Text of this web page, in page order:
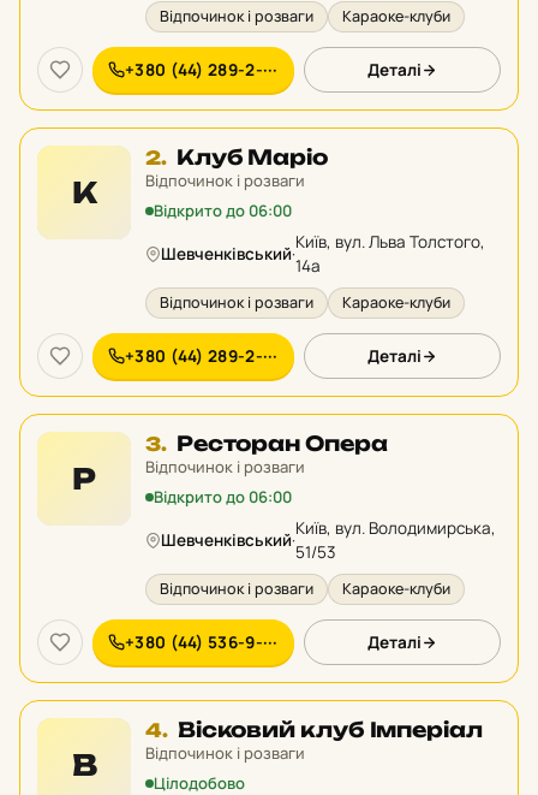
Відпочинок і розваги Караоке-клуби
+380 (44) 289-2-··· Деталі
К
2. Місце
2
у
рейтингу:
Клуб Маріо
Відпочинок і розваги
Відкрито до 06:00
Шевченківський·
Київ, вул. Льва Толстого,
14а
Відпочинок і розваги Караоке-клуби
+380 (44) 289-2-··· Деталі
Р
3. Місце
3
у
рейтингу:
Ресторан Опера
Відпочинок і розваги
Відкрито до 06:00
Шевченківський·
Київ, вул. Володимирська,
51/53
Відпочинок і розваги Караоке-клуби
+380 (44) 536-9-··· Деталі
В
4. Місце
4
у
Вісковий клуб Імперіал
Відпочинок і розваги
Цілодобово